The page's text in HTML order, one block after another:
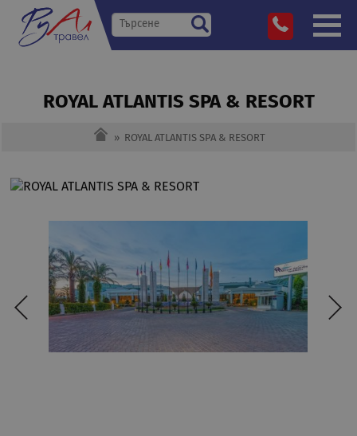
ROYAL ATLANTIS SPA & RESORT
» ROYAL ATLANTIS SPA & RESORT